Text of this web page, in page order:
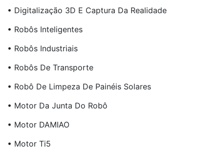
• Digitalização 3D E Captura Da Realidade
• Robôs Inteligentes
• Robôs Industriais
• Robôs De Transporte
• Robô De Limpeza De Painéis Solares
• Motor Da Junta Do Robô
• Motor DAMIAO
• Motor Ti5